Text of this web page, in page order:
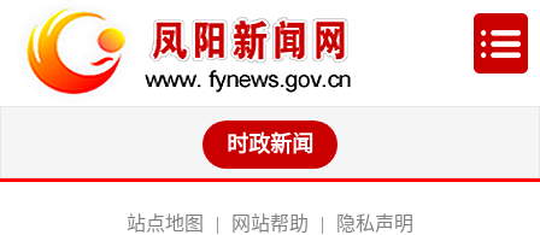
时政新闻
站点地图 | 网站帮助 |
隐私声明